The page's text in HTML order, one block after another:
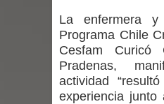
Talca
Diputado
proyecto de
La enfermera y
Programa Chile
Cesfam Curicó
Pradenas,
actividad
experiencia junto